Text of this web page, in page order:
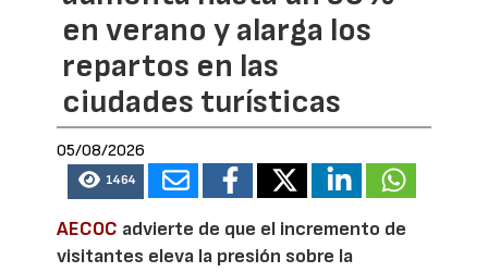
en verano y alarga los
repartos en las
ciudades turísticas
05/08/2026
1464
AECOC advierte de que el incremento de
visitantes eleva la presión sobre la